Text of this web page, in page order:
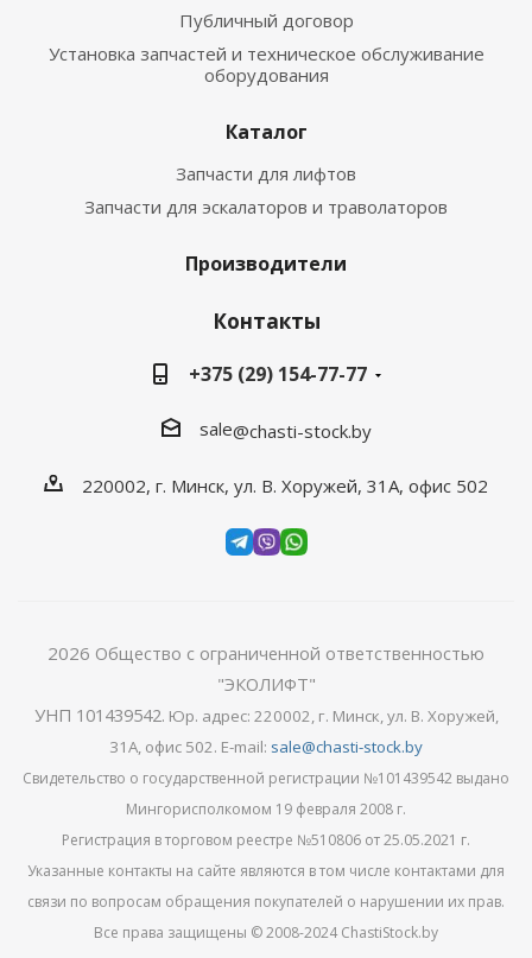
Публичный договор
Установка запчастей и техническое обслуживание
оборудования
Каталог
Запчасти для лифтов
Запчасти для эскалаторов и траволаторов
Производители
Контакты
+375 (29) 154-77-77
sale@chasti-stock.by
220002, г. Минск, ул. В. Хоружей, 31А, офис 502
2026 Общество с ограниченной ответственностью
"ЭКОЛИФТ"
УНП 101439542. Юр. адрес: 220002, г. Минск, ул. В. Хоружей,
31А, офис 502. E-mail: sale@chasti-stock.by
Свидетельство о государственной регистрации №101439542 выдано
Мингорисполкомом 19 февраля 2008 г.
Регистрация в торговом реестре №510806 от 25.05.2021 г.
Указанные контакты на сайте являются в том числе контактами для
связи по вопросам обращения покупателей о нарушении их прав.
Все права защищены © 2008-2024 ChastiStock.by